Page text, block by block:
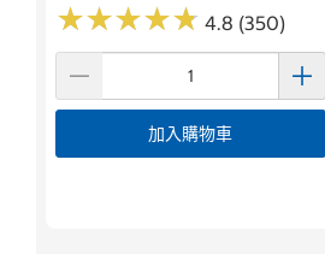
★★★★★
★★★★★ 4.8 (350)
加入購物車